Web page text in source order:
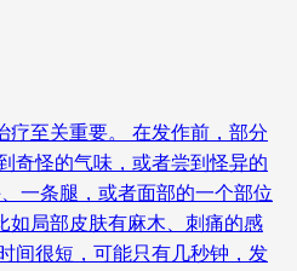
疗至关重要。 在发作前，部分
奇怪的气味，或者尝到怪异的
一条腿，或者面部的一个部位
如局部皮肤有麻木、刺痛的感
间很短，可能只有几秒钟，发